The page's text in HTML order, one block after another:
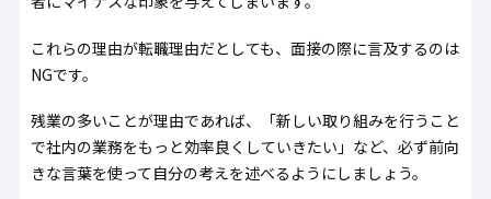
これらの理由が転職理由だとしても、面接の際に言及するのは
NGです。
残業の多いことが理由であれば、「新しい取り組みを行うこと
で社内の業務をもっと効率良くしていきたい」など、必ず前向
きな言葉を使って自分の考えを述べるようにしましょう。